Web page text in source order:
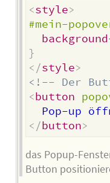
<style>
#mein-
}
</style>
<!-- Der
<button
</button>
das Popup-
Button